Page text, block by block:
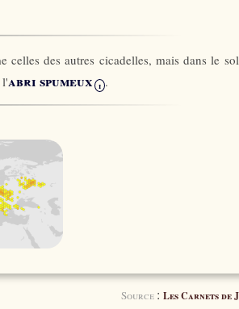
des autres cicadelles, mais dans le
l'abri spumeux i .
Source : Les Carnets de